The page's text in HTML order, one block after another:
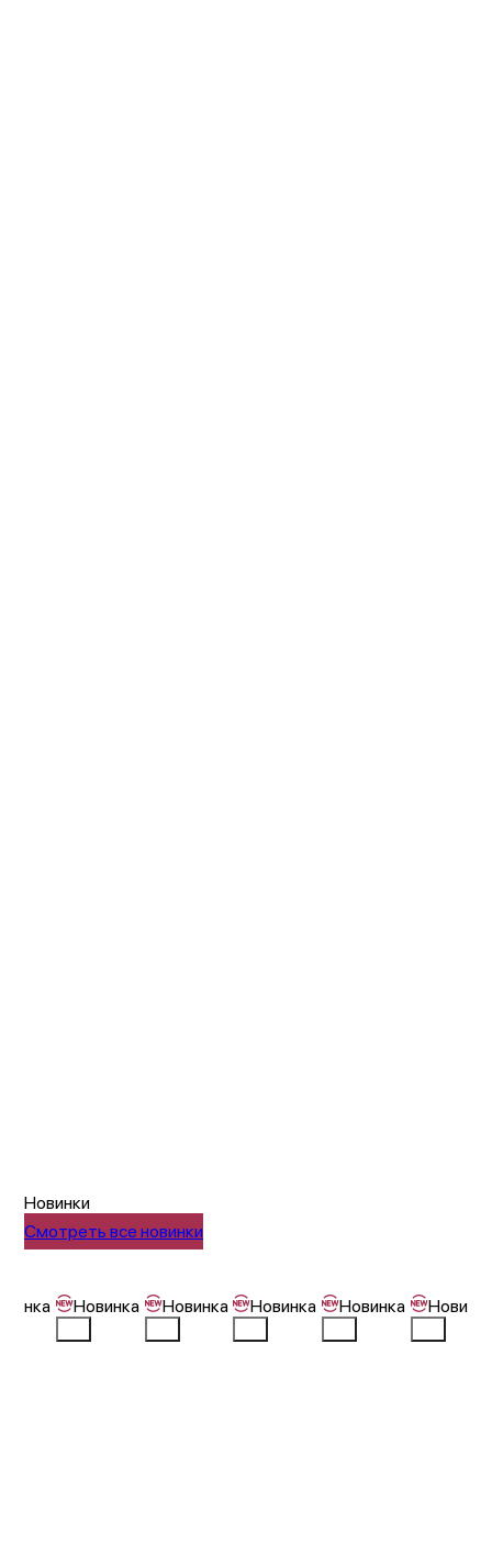
Новинки
Смотреть все новинки
Новинка Новинка Новинка Новинка